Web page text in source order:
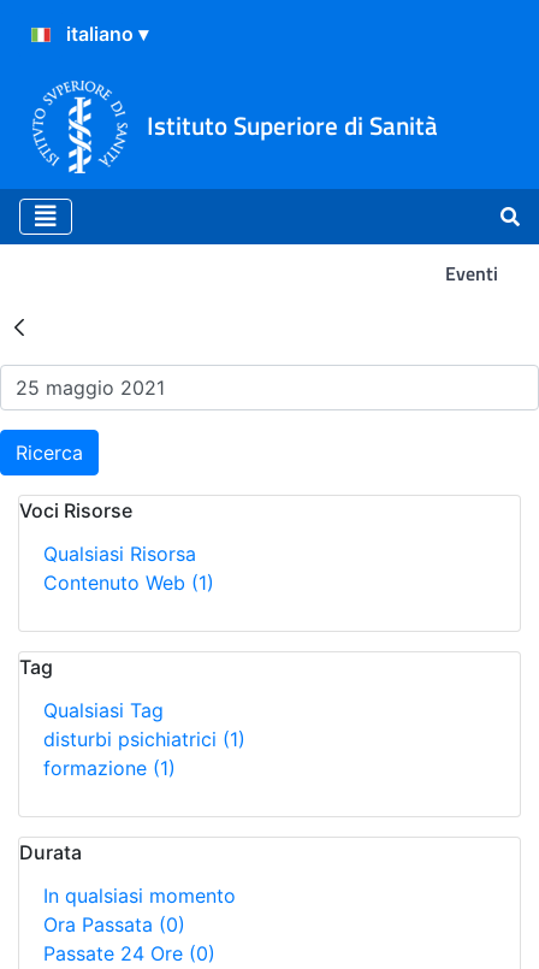
Istituto Superiore di Sanità
Eventi
Risultati della Ricerca -
Ricerca
Voci Risorse
Qualsiasi Risorsa
Contenuto Web (1)
Tag
Qualsiasi Tag
disturbi psichiatrici (1)
formazione (1)
Durata
In qualsiasi momento
Ora Passata (0)
Passate 24 Ore (0)